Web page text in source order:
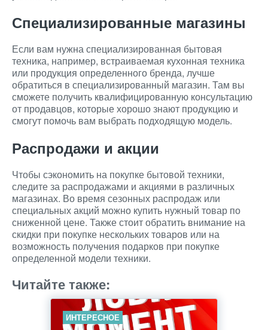
Специализированные магазины
Если вам нужна специализированная бытовая
техника, например, встраиваемая кухонная техника
или продукция определенного бренда, лучше
обратиться в специализированный магазин. Там вы
сможете получить квалифицированную консультацию
от продавцов, которые хорошо знают продукцию и
смогут помочь вам выбрать подходящую модель.
Распродажи и акции
Чтобы сэкономить на покупке бытовой техники,
следите за распродажами и акциями в различных
магазинах. Во время сезонных распродаж или
специальных акций можно купить нужный товар по
сниженной цене. Также стоит обратить внимание на
скидки при покупке нескольких товаров или на
возможность получения подарков при покупке
определенной модели техники.
Читайте также:
ИНТЕРЕСНОЕ